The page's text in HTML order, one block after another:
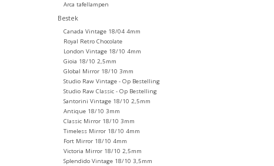
Arca tafellampen
Bestek
Canada Vintage 18/04 4mm
Royal Retro Chocolate
London Vintage 18/10 4mm
Gioia 18/10 2,5mm
Global Mirror 18/10 3mm
Studio Raw Vintage - Op Bestelling
Studio Raw Classic - Op Bestelling
Santorini Vintage 18/10 2,5mm
Antique 18/10 3mm
Classic Mirror 18/10 3mm
Timeless Mirror 18/10 4mm
Fort Mirror 18/10 4mm
Victoria Mirror 18/10 2,5mm
Splendido Vintage 18/10 3,5mm